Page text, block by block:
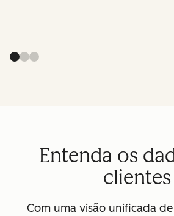
Entenda os
clientes
Com uma visão unificada